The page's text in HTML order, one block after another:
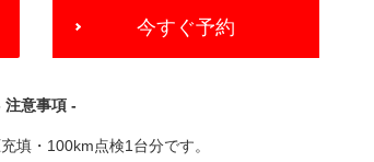
今すぐ予約
注意事項 -
填・100km点検1台分です。